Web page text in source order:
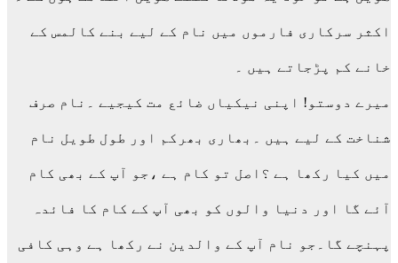
اکثر سرکاری فارموں میں نام کے لیے بنے کالمس کے
خانے کم پڑجاتے ہیں ۔
میرے دوستو! اپنی نیکیاں ضائع مت کیجیے ۔نام صرف
شناخت کے لیے ہیں ۔بھاری بھرکم اور طول طویل نام
میں کیا رکھا ہے ؟اصل تو کام ہے ،جو آپ کے بھی کام
آئے گا اور دنیا والوں کو بھی آپ کے کام کا فائدہ
پہنچے گا۔جو نام آپ کے والدین نے رکھا ہے وہی کافی